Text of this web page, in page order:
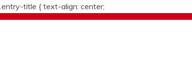
.entry-title { text-align: center;
Skip